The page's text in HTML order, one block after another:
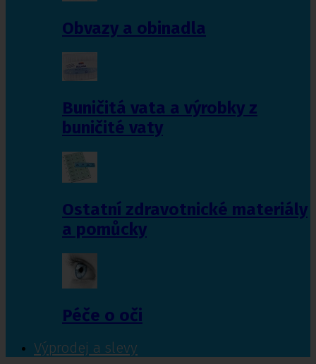
Obvazy a obinadla
Buničitá vata a výrobky z
buničité vaty
Ostatní zdravotnické materiály
a pomůcky
Péče o oči
Výprodej a slevy